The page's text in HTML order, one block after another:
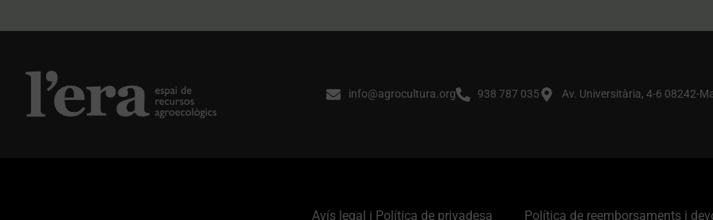
info@agrocultura.org 938 787 035 Av. Universitària, 4-6 08242-
Avís legal i Política de privadesa Política de reemborsaments i